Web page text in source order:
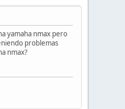
yamaha nmax pero
problemas
nmax?